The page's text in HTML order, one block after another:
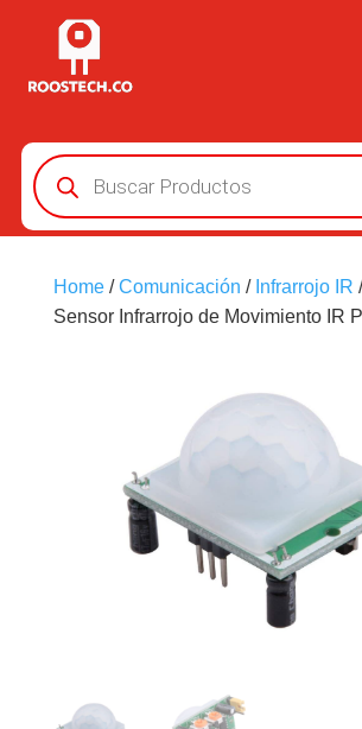
Búsqueda
de
productos
Home/Comunicación / Infrarrojo IR
Sensor Infrarrojo de Movimiento IR